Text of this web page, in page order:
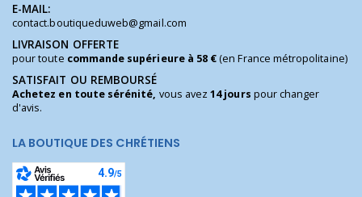
E-MAIL:
contact.boutiqueduweb@gmail.com
LIVRAISON OFFERTE
pour toute commande supérieure à 58 €(en France métropolitaine)
SATISFAIT OU REMBOURSÉ
Achetez en toute sérénité, vous avez14 jours pour changer
d'avis.
LA BOUTIQUE DES CHRÉTIENS